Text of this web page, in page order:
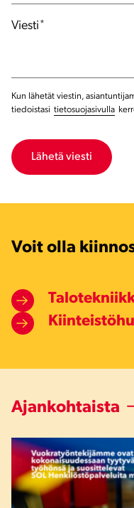
Viesti *
Kun lähetät viestin,
tiedoistasi tietosuojasivulla
Voit olla
Ajankohtaista